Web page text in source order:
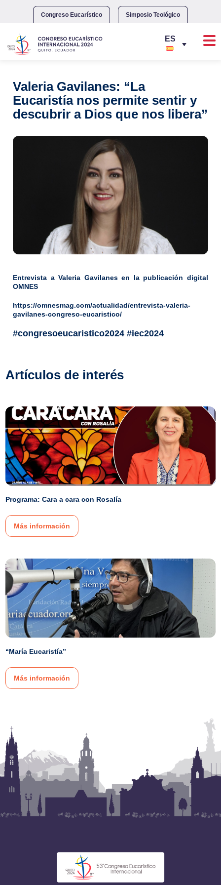
Congreso Eucarístico Simposio Teológico
Valeria Gavilanes: “La
Eucaristía nos permite sentir y
descubrir a Dios que nos libera”
Entrevista a Valeria Gavilanes en la publicación digital
OMNES
https://omnesmag.com/actualidad/entrevista-valeria-
gavilanes-congreso-eucaristico/
#congresoeucaristico2024 #iec2024
Artículos de interés
Programa: Cara a cara con Rosalía
Más información
“María Eucaristía”
Más información